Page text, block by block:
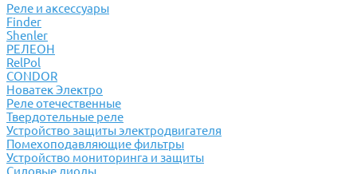
Реле и аксессуары
Finder
Shenler
РЕЛЕОН
RelPol
CONDOR
Новатек Электро
Реле отечественные
Твердотельные реле
Устройство защиты электродвигателя
Помехоподавляющие фильтры
Устройство мониторинга и защиты
Силовые диоды